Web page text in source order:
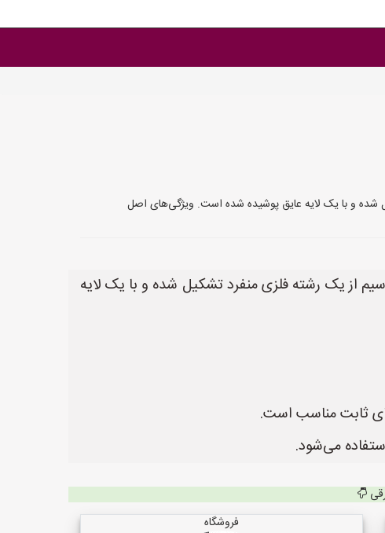
شده و با یک لایه عایق پوشیده شده است. ویژگی‌های اصل
از یک رشته فلزی منفرد تشکیل شده و با یک لایه
فروشگاه